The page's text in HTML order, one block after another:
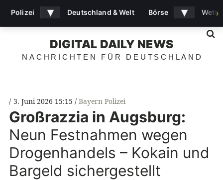
DIGITAL DAILY NEWS
NACHRICHTEN FÜR DEUTSCHLAND
3. Juni 2026 15:15 Bayern Polizei
Großrazzia in Augsburg:
Neun Festnahmen wegen
Drogenhandels – Kokain und
Bargeld sichergestellt
Polizei ▾ Deutschland & Welt Börse ▾ ›